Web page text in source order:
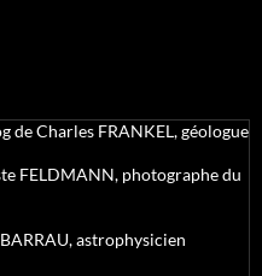
de Charles FRANKEL, géologue
FELDMANN, photographe du
astrophysicien